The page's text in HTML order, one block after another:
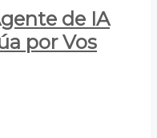
de IA
por Vos